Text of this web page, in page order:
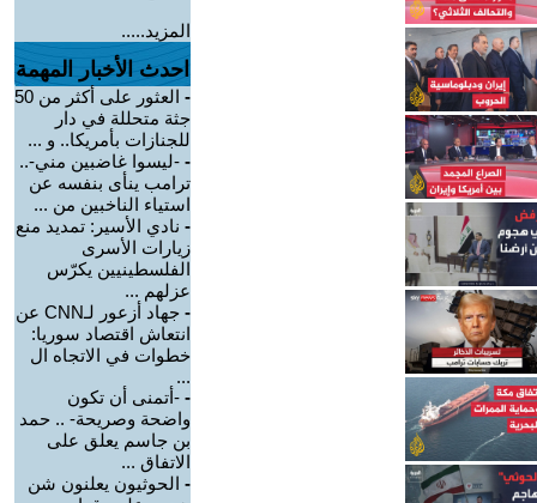
المزيد.....
احدث الأخبار المهمة
-
العثور على أكثر من 50
جثة متحللة في دار
للجنازات بأمريكا.. و ...
- -ليسوا غاضبين مني-..
ترامب ينأى بنفسه عن
استياء الناخبين من ...
- نادي الأسير: تمديد منع
زيارات الأسرى
الفلسطينيين يكرّس
عزلهم ...
-
جهاد أزعور لـCNN عن
انتعاش اقتصاد سوريا:
خطوات في الاتجاه ال
...
- -أتمنى أن تكون
واضحة وصريحة- .. حمد
بن جاسم يعلق على
الاتفاق ...
- الحوثيون يعلنون شن